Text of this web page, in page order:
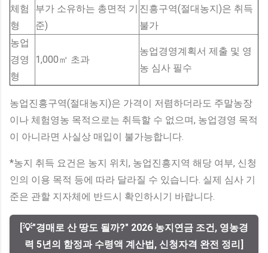
체험
형
부가 소유하는 총면적 기
준)
진흥구역(절대농지)은 취득
불가
농업
경영
형
1,000㎡ 초과
농업경영계획서 제출 및 영
농 심사 필수
농업진흥구역(절대농지)은 가격이 저렴하더라도 주말농장
이나 체험영농 목적으로는 취득할 수 없으며, 농업경영 목적
이 아니라면 사실상 매입이 불가능합니다.
*농지 취득 요건은 농지 위치, 농업진흥지역 해당 여부, 신청
인의 이용 목적 등에 따라 달라질 수 있습니다. 실제 심사 기
준은 관할 지자체에 반드시 확인하시기 바랍니다.
[💡"경매로 산 땅도 될까?" 2026 농지연금 조건, 영농경
력 5년의 함정과 수령액 계산법, 신청자격 완전 정리]